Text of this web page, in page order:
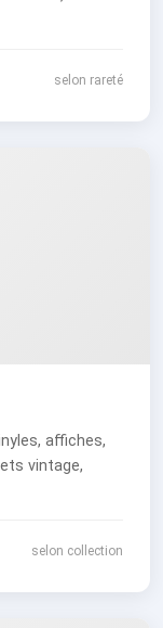
selon rareté
affiches,
vintage,
selon collection